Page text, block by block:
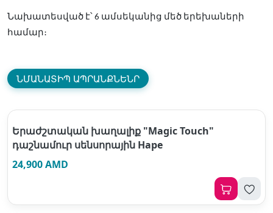
Նախատեսված է՝ 6 ամսեկանից մեծ երեխաների
համար։
ՆՄԱՆԱՏԻՊ ԱՊՐԱՆՔՆԵՆՐ
Երաժշտական խաղալիք "Magic Touch"
դաշնամուր սենսորային Hape
24,900 AMD